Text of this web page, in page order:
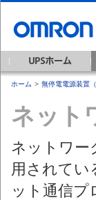
ホーム > 無停電電源装置（
ネット
ネットワー
用されてい
ット通信プ